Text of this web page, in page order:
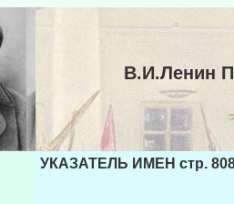
В.И.Ленин
УКАЗАТЕЛЬ ИМЕН стр.